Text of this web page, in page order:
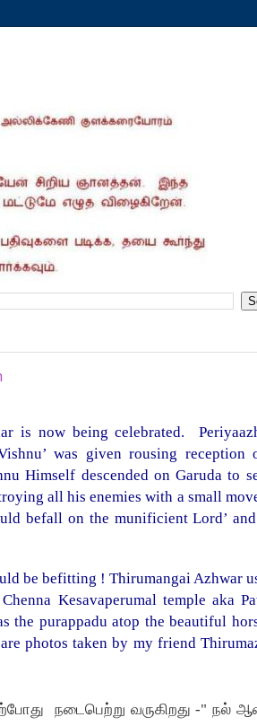
is now being celebrated.
was given rousing reception
Himself descended on Garuda to
all his enemies with a small
befall on the munificient Lord’
be befitting ! Thirumangai Azhwar
Kesavaperumal temple aka
the purappadu atop the beautiful
photos taken by my friend
நடைபெற்று வருகிறது -" நல்